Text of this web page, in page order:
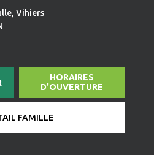
Vihiers
HORAIRES
D'OUVERTURE
FAMILLE